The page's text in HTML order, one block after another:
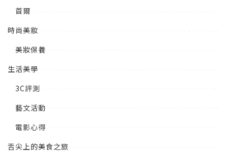
首爾
時尚美妝
美妝保養
生活美學
3C評測
藝文活動
電影心得
舌尖上的美食之旅